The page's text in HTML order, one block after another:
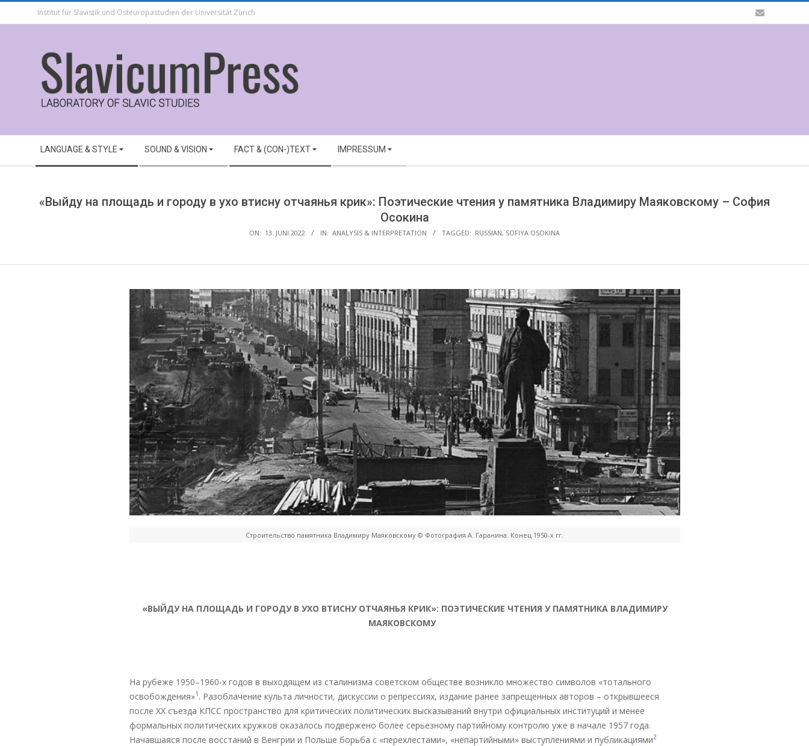
to
Institut für Slavistik und Osteuropastudien der Universität Zürich
Navigation
Menu
LANGUAGE & STYLE SOUND & VISION FACT & (CON-)TEXT IMPRESSUM
«Выйду на площадь и городу в ухо втисну отчаянья крик»: Поэтические чтения у памятника Владимиру Маяковскому – София
Осокина
ON: 13. JUNI 2022 IN: ANALYSIS & INTERPRETATION TAGGED: RUSSIAN, SOFIYA OSOKINA
Строительство памятника Владимиру Маяковскому © Фотография А. Гаранина. Конец 1950-х гг.
«ВЫЙДУ НА ПЛОЩАДЬ И ГОРОДУ В УХО ВТИСНУ ОТЧАЯНЬЯ КРИК»: ПОЭТИЧЕСКИЕ ЧТЕНИЯ У ПАМЯТНИКА ВЛАДИМИРУ
МАЯКОВСКОМУ
На рубеже 1950–1960-х годов в выходящем из сталинизма советском обществе возникло множество символов «тотального
освобождения»1 . Разоблачение культа личности, дискуссии о репрессиях, издание ранее запрещенных авторов – открывшееся
после XX съезда КПСС пространство для критических политических высказываний внутри официальных институций и менее
формальных политических кружков оказалось подвержено более серьезному партийному контролю уже в начале 1957 года.
Начавшаяся после восстаний в Венгрии и Польше борьба с «перехлестами», «непартийными» выступлениями и публикациями2